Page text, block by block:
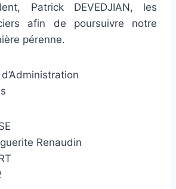
Patrick DEVEDJIAN, les
afin de poursuivre notre
pérenne.
d’Administration
Renaudin